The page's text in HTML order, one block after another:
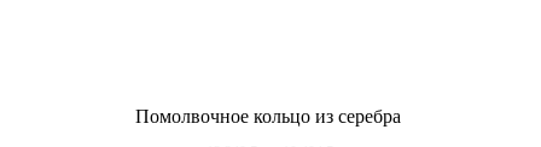
Помолвочное кольцо из серебра